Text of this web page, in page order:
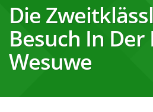
Die
Besuch In Der
Wesuwe